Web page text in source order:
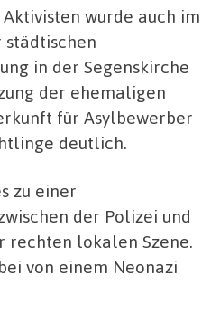
wurde auch im
städtischen
in der Segenskirche
der ehemaligen
für Asylbewerber
deutlich.
zu einer
der Polizei und
rechten lokalen Szene.
von einem Neonazi